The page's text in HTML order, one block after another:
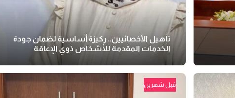
تأهيل الأخصائيين.. ركيزة أساسية لضمان جودة
الخدمات المقدمة للأشخاص ذوي الإعاقة
قبل شهرين